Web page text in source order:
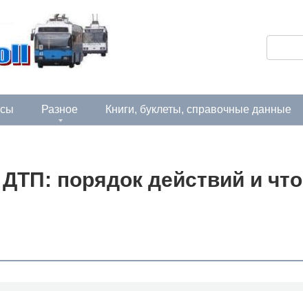
о
Разное Книги, буклеты, справочные данные
порядок действий и что